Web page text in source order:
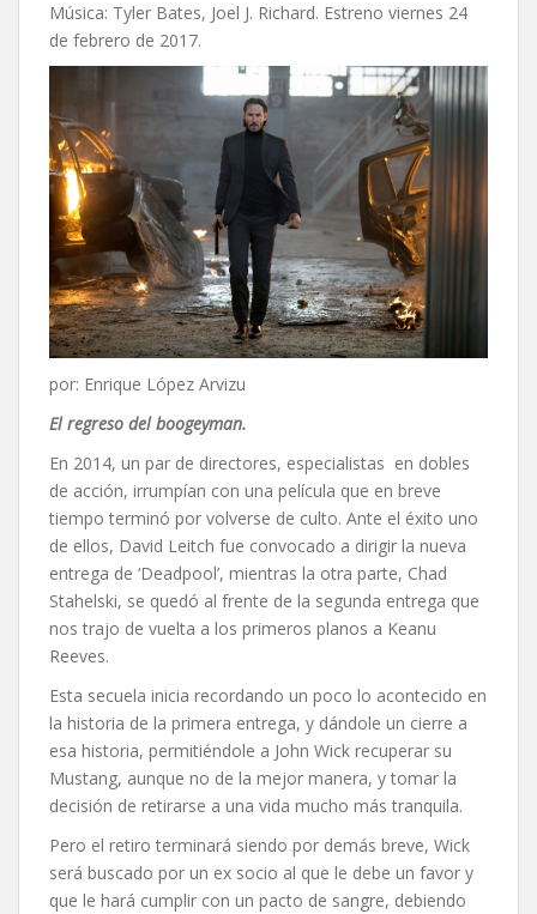
Música: Tyler Bates, Joel J. Richard. Estreno viernes 24
de febrero de 2017.
por: Enrique López Arvizu
El regreso del boogeyman.
En 2014, un par de directores, especialistas en dobles
de acción, irrumpían con una película que en breve
tiempo terminó por volverse de culto. Ante el éxito uno
de ellos, David Leitch fue convocado a dirigir la nueva
entrega de ‘Deadpool’, mientras la otra parte, Chad
Stahelski, se quedó al frente de la segunda entrega que
nos trajo de vuelta a los primeros planos a Keanu
Reeves.
Esta secuela inicia recordando un poco lo acontecido en
la historia de la primera entrega, y dándole un cierre a
esa historia, permitiéndole a John Wick recuperar su
Mustang, aunque no de la mejor manera, y tomar la
decisión de retirarse a una vida mucho más tranquila.
Pero el retiro terminará siendo por demás breve, Wick
será buscado por un ex socio al que le debe un favor y
que le hará cumplir con un pacto de sangre, debiendo